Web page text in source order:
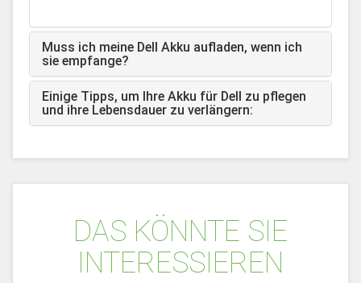
Muss ich meine Dell Akku aufladen, wenn ich
sie empfange?
Einige Tipps, um Ihre Akku für Dell zu pflegen
und ihre Lebensdauer zu verlängern:
DAS KÖNNTE SIE
INTERESSIEREN